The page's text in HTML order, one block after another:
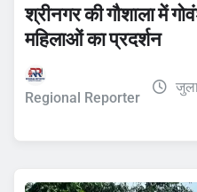
श्रीनगर की गौशाला में
महिलाओं का प्रदर्शन
Regional Reporter